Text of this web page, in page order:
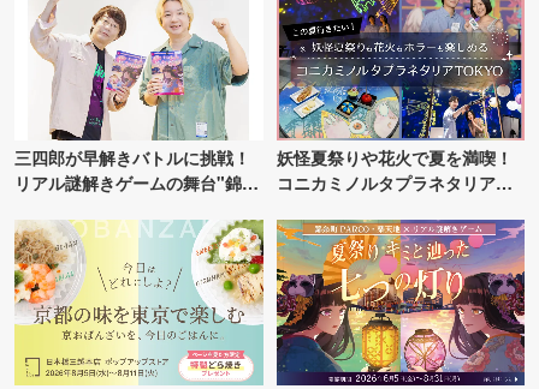
三四郎が早解きバトルに挑戦！
リアル謎解きゲームの舞台"錦糸
妖怪夏祭りや花火で夏を満喫！
コニカミノルタプラネタリア